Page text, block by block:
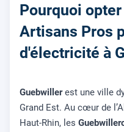
Pourquoi
Artisans Pros
d'électricité à
Guebwillerest une ville
Grand Est. Au cœur de
Haut-Rhin, les